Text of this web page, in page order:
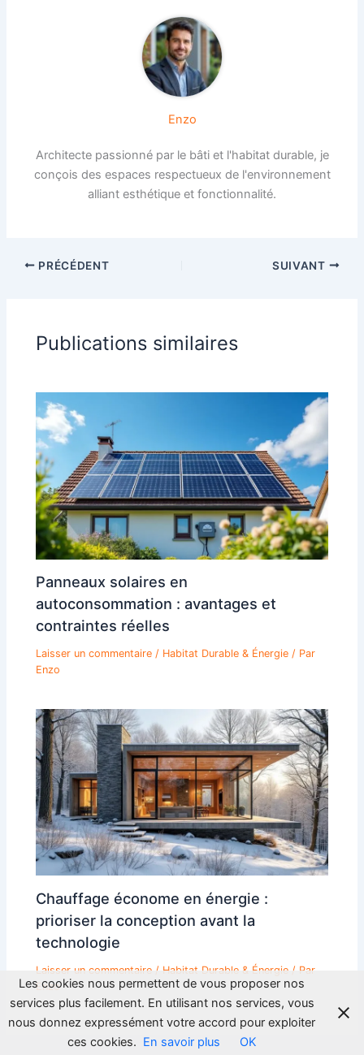
Enzo
Architecte passionné par le bâti et l'habitat durable, je
conçois des espaces respectueux de l'environnement
alliant esthétique et fonctionnalité.
PRÉCÉDENT SUIVANT
Publications similaires
Panneaux solaires en
autoconsommation : avantages et
contraintes réelles
Laisser un commentaire / Habitat Durable & Énergie / Par
Enzo
Chauffage économe en énergie :
prioriser la conception avant la
technologie
Laisser un commentaire / Habitat Durable & Énergie / Par
Enzo
Les cookies nous permettent de vous proposer nos
services plus facilement. En utilisant nos services, vous
nous donnez expressément votre accord pour exploiter
ces cookies. En savoir plus OK